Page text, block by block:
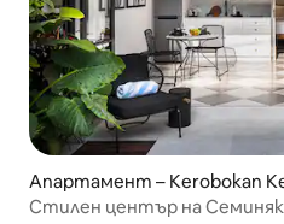
Апартамент – Kerobokan
Utara, Kabupaten Badung
Стилен център на